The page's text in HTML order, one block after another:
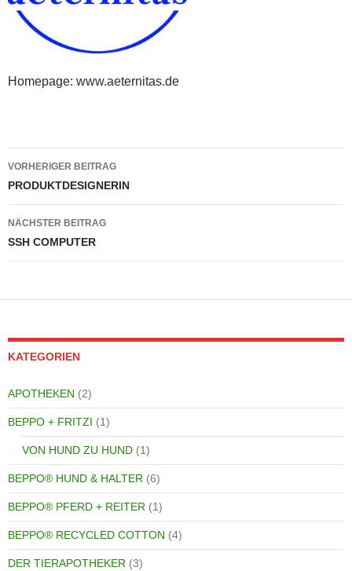
Homepage: www.aeternitas.de
Beitragsnavigation
VORHERIGER BEITRAG
PRODUKTDESIGNERIN
NÄCHSTER BEITRAG
SSH COMPUTER
KATEGORIEN
APOTHEKEN (2)
BEPPO + FRITZI (1)
VON HUND ZU HUND (1)
BEPPO® HUND & HALTER (6)
BEPPO® PFERD + REITER (1)
BEPPO® RECYCLED COTTON (4)
DER TIERAPOTHEKER (3)